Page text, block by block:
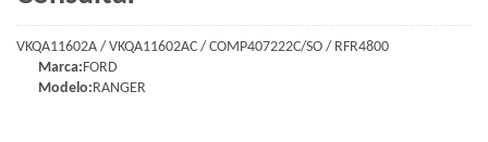
VKQA11602A / VKQA11602AC / COMP407222C/SO / RFR4800
Marca: FORD
Modelo: RANGER